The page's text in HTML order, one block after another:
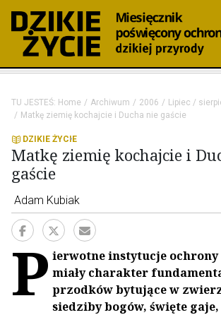
TU JESTEŚ: Home Archiwum 2006
Lipiec /
Matkę ziemię kochajcie i Ducha nie gaście
DZIKIE ŻYCIE
Matkę ziemię kochajcie i
gaście
Adam Kubiak
P ierwotne instytucje
miały charakter
przodków bytujące w
siedziby bogów, święte